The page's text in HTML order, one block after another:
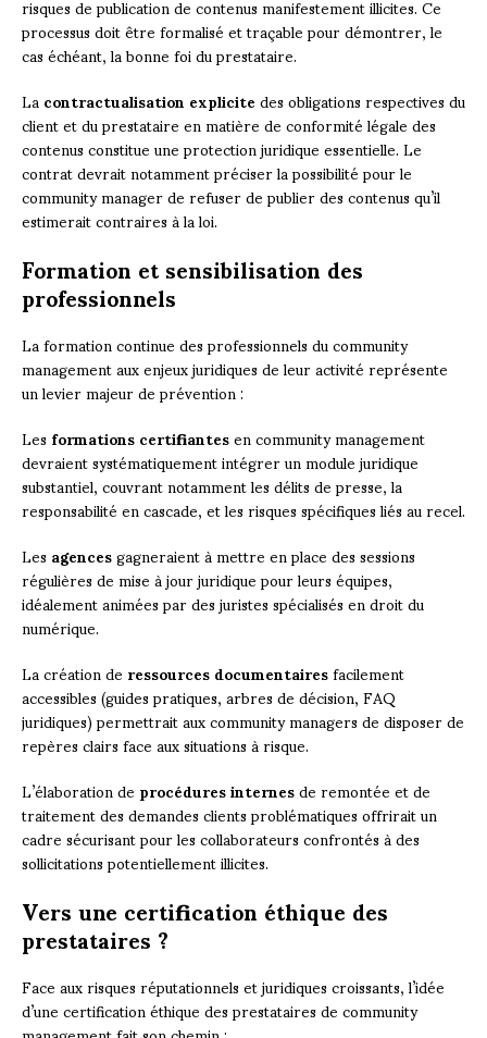
processus doit être formalisé et traçable pour démontrer, le
cas échéant, la bonne foi du prestataire.
Lacontractualisation explicitedes obligations respectives du
client et du prestataire en matière de conformité légale des
contenus constitue une protection juridique essentielle. Le
contrat devrait notamment préciser la possibilité pour le
community manager de refuser de publier des contenus qu’il
estimerait contraires à la loi.
Formation et sensibilisation des
professionnels
La formation continue des professionnels du community
management aux enjeux juridiques de leur activité représente
un levier majeur de prévention :
Lesformations certifiantesen community management
devraient systématiquement intégrer un module juridique
substantiel, couvrant notamment les délits de presse, la
responsabilité en cascade, et les risques spécifiques liés au recel.
Lesagencesgagneraient à mettre en place des sessions
régulières de mise à jour juridique pour leurs équipes,
idéalement animées par des juristes spécialisés en droit du
numérique.
La création deressources documentairesfacilement
accessibles (guides pratiques, arbres de décision, FAQ
juridiques) permettrait aux community managers de disposer de
repères clairs face aux situations à risque.
L’élaboration deprocédures internesde remontée et de
traitement des demandes clients problématiques offrirait un
cadre sécurisant pour les collaborateurs confrontés à des
sollicitations potentiellement illicites.
Vers une certification éthique des
prestataires ?
Face aux risques réputationnels et juridiques croissants, l’idée
d’une certification éthique des prestataires de community